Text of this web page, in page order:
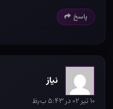
پاسخ
نیاز
۱۰ تیر ۰۲ در ۵:۴۳ ب٫ظ